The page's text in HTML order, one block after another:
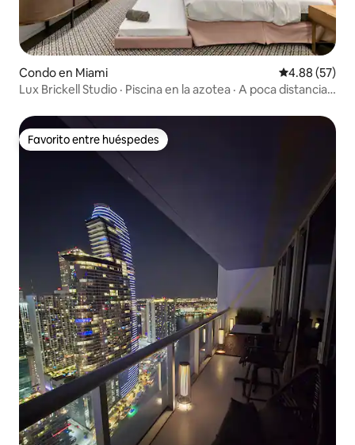
Condo en Miami Calificación
4.88 (57)
Lux Brickell Studio · Piscina en la azotea · A poca distancia a
Favorito entre huéspedes
Favorito entre huéspedes